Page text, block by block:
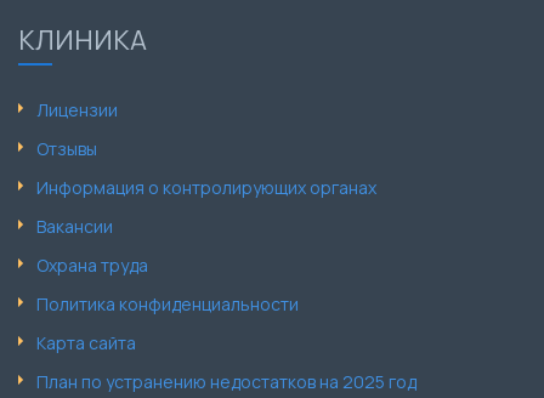
КЛИНИКА
Лицензии
Отзывы
Информация о контролирующих органах
Вакансии
Охрана труда
Политика конфиденциальности
Карта сайта
План по устранению недостатков на 2025 год